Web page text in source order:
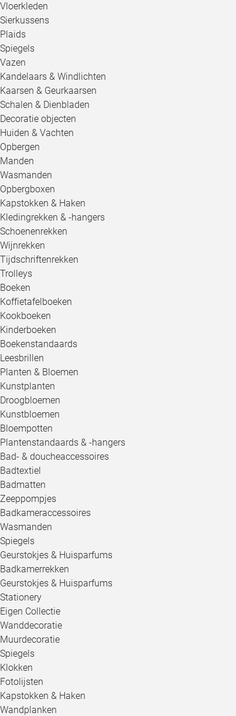
Vloerkleden
Sierkussens
Plaids
Spiegels
Vazen
Kandelaars & Windlichten
Kaarsen & Geurkaarsen
Schalen & Dienbladen
Decoratie objecten
Huiden & Vachten
Opbergen
Manden
Wasmanden
Opbergboxen
Kapstokken & Haken
Kledingrekken & -hangers
Schoenenrekken
Wijnrekken
Tijdschriftenrekken
Trolleys
Boeken
Koffietafelboeken
Kookboeken
Kinderboeken
Boekenstandaards
Leesbrillen
Planten & Bloemen
Kunstplanten
Droogbloemen
Kunstbloemen
Bloempotten
Plantenstandaards & -hangers
Bad- & doucheaccessoires
Badtextiel
Badmatten
Zeeppompjes
Badkameraccessoires
Wasmanden
Spiegels
Geurstokjes & Huisparfums
Badkamerrekken
Geurstokjes & Huisparfums
Stationery
Eigen Collectie
Wanddecoratie
Muurdecoratie
Spiegels
Klokken
Fotolijsten
Kapstokken & Haken
Wandplanken